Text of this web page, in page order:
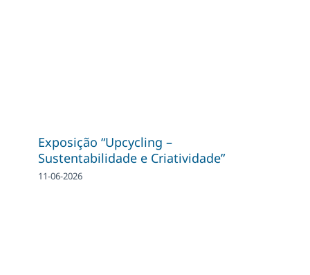
Exposição “Upcycling –
Sustentabilidade e Criatividade”
11-06-2026